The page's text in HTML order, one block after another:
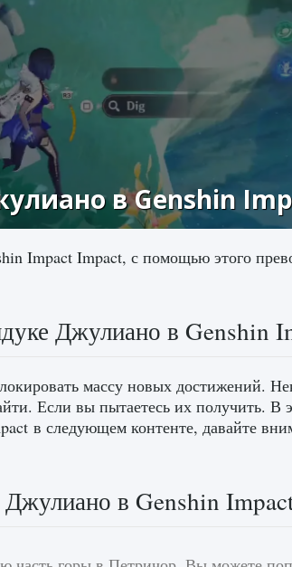
в Genshin
Impact Impact, с помощью этого
Джулиано в Genshin
массу новых достижений.
Если вы пытаетесь их получить. В
в следующем контенте, давайте
в Genshin